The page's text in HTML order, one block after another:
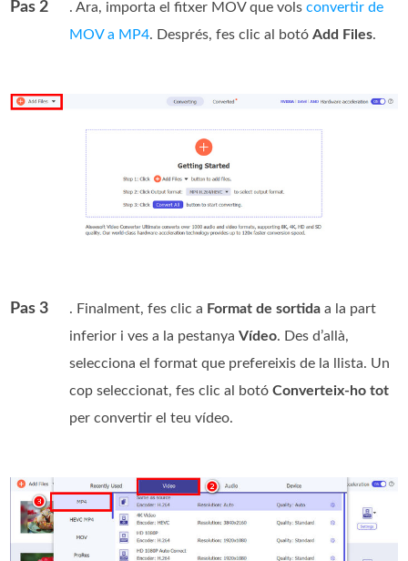
Pas 2 . Ara, importa el fitxer MOV que volsconvertir de
MOV a MP4. Després, fes clic al botóAdd Files.
Pas 3 . Finalment, fes clic a Format de sortida a la part
inferior i ves a la pestanyaVídeo. Des d’allà,
selecciona el format que prefereixis de la llista. Un
cop seleccionat, fes clic al botóConverteix-ho tot
per convertir el teu vídeo.